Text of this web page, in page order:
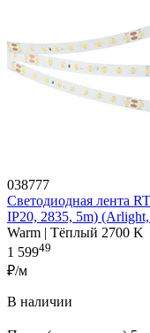
038777
Светодиодная лента
IP20, 2835, 5m)
Warm | Тёплый 2700 K
1 59949
₽/м
В наличии